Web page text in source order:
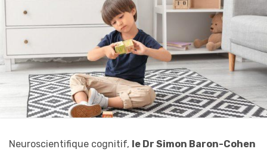
Neuroscientifique cognitif, le Dr Simon Baron-Cohen